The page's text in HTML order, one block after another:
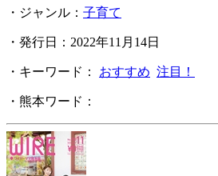
・ジャンル： 子育て
・発行日：2022年11月14日
・キーワード： おすすめ 注目！
・熊本ワード：